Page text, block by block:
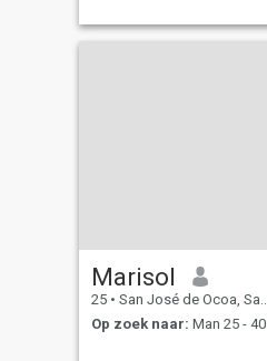
Marisol
25 • San José de Ocoa, San José de Ocoa, Dominicaanse Rep.
Op zoek naar: Man 25 - 40